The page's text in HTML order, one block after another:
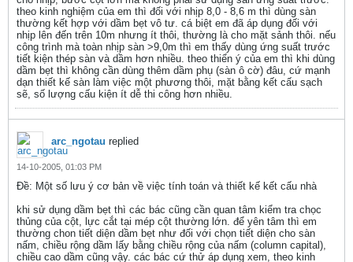
theo kinh nghiệm của em thì đối với nhịp 8,0 - 8,6 m thì dùng sàn
thường kết hợp với dầm bẹt vô tư. cá biệt em đã áp dụng đối với
nhịp lên đến trên 10m nhưng ít thôi, thường là cho mặt sảnh thôi. nếu
công trình mà toàn nhịp sàn >9,0m thì em thấy dùng ứng suất trước
tiết kiện thép sàn và dầm hơn nhiều. theo thiển ý của em thì khi dùng
dầm bẹt thì không cần dùng thêm dầm phụ (sàn ô cờ) đâu, cứ mạnh
dạn thiết kế sàn làm việc một phương thôi, mặt bằng kết cấu sạch
sẽ, số lượng cấu kiện ít dễ thi công hơn nhiều.
arc_ngotau replied
14-10-2005, 01:03 PM
Ðề: Một số lưu ý cơ bản về việc tính toán và thiết kế kết cấu nhà
khi sử dụng dầm bẹt thì các bác cũng cần quan tâm kiểm tra chọc
thủng của cột, lực cắt tại mép cột thường lớn. để yên tâm thì em
thường chon tiết diện dầm bẹt như đối với chọn tiết diện cho sàn
nấm, chiều rộng dầm lấy bằng chiều rộng của nấm (column capital),
chiều cao dầm cũng vậy. các bác cứ thử áp dụng xem, theo kinh